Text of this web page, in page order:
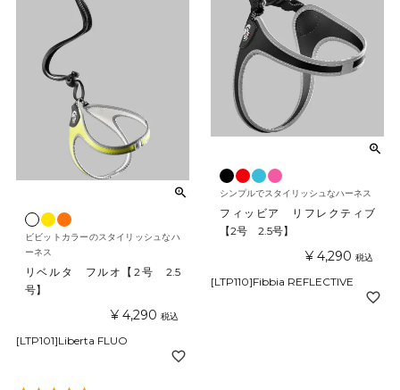
ビビットカラーのスタイリッシュなハ
ーネス
リベルタ フルオ【2号 2.5
号】
¥ 4,290 税込
[LTP101]Liberta FLUO
シンプルでスタイリッシュなハーネス
フィッビア リフレクティブ
【2号 2.5号】
¥ 4,290 税込
[LTP110]Fibbia REFLECTIVE